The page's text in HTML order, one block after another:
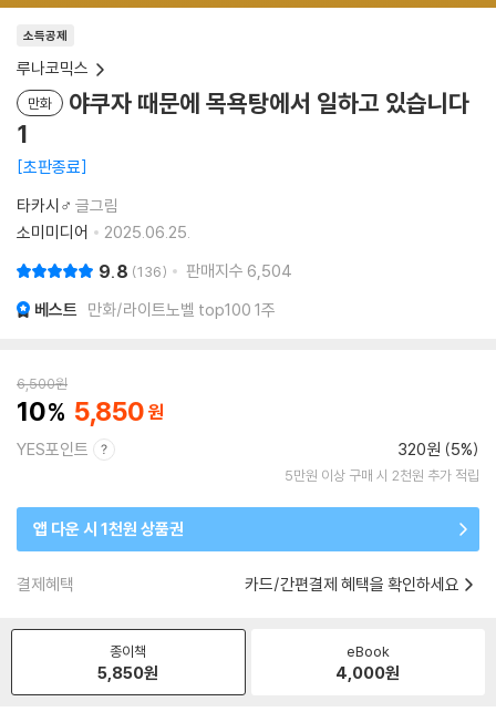
소득공제
루나코믹스
만화
야쿠자 때문에 목욕탕에서 일하고 있습니다
1
초판종료
타카시♂ 글그림
소미미디어
2025.06.25.
9.8 136 판매지수 6,504
베스트 만화/라이트노벨 top100 1주
6,500원
10 5,850
YES포인트 320원 (5%)
5만원 이상 구매 시 2천원 추가 적립
앱 다운 시 1천원 상품권
결제혜택 카드/간편결제 혜택을 확인하세요
종이책
5,850원
eBook
4,000원